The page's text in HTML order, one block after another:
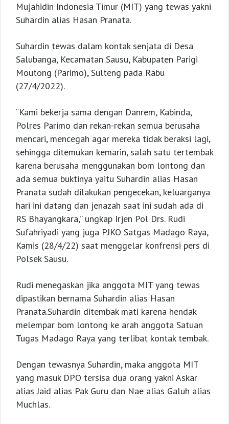
Mujahidin Indonesia Timur (MIT) yang tewas yakni
Suhardin alias Hasan Pranata.
Suhardin tewas dalam kontak senjata di Desa
Salubanga, Kecamatan Sausu, Kabupaten Parigi
Moutong (Parimo), Sulteng pada Rabu
(27/4/2022).
“Kami bekerja sama dengan Danrem, Kabinda,
Polres Parimo dan rekan-rekan semua berusaha
mencari, mencegah agar mereka tidak beraksi lagi,
sehingga ditemukan kemarin, salah satu tertembak
karena berusaha menggunakan bom lontong dan
ada semua buktinya yaitu Suhardin alias Hasan
Pranata sudah dilakukan pengecekan, keluarganya
hari ini datang dan jenazah saat ini sudah ada di
RS Bhayangkara,” ungkap Irjen Pol Drs. Rudi
Sufahriyadi yang juga PJKO Satgas Madago Raya,
Kamis (28/4/22) saat menggelar konfrensi pers di
Polsek Sausu.
Rudi menegaskan jika anggota MIT yang tewas
dipastikan bernama Suhardin alias Hasan
Pranata.Suhardin ditembak mati karena hendak
melempar bom lontong ke arah anggota Satuan
Tugas Madago Raya yang terlibat kontak tembak.
Dengan tewasnya Suhardin, maka anggota MIT
yang masuk DPO tersisa dua orang yakni Askar
alias Jaid alias Pak Guru dan Nae alias Galuh alias
Muchlas.